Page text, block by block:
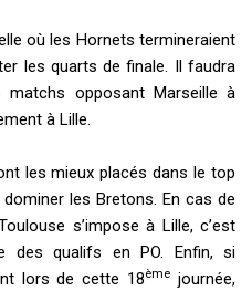
où les Hornets termineraient
les quarts de finale. Il faudra
opposant Marseille à
à Lille.
les mieux placés dans le top
les Bretons. En cas de
s’impose à Lille, c’est
des qualifs en PO. Enfin, si
lors de cette 18ème journée,